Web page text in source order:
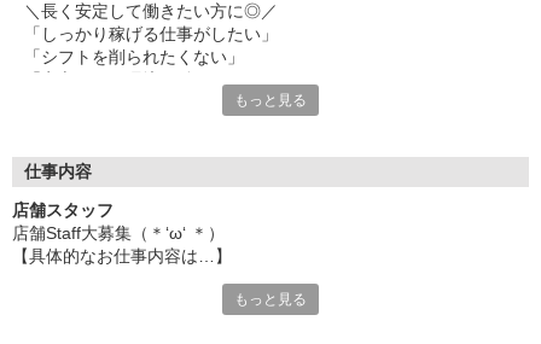
■高校生時給
⇒通常時給より変動なし
⇒22時以降時給25％UP↑
＼長く安定して働きたい方に◎／
「しっかり稼げる仕事がしたい」
「シフトを削られたくない」
週1日〜OK＆レギュラー勤務も大歓迎◎
「週5でがっつり」など働き方も選べます。
■頑張りはしっかり評価
昇給年2回！トレーナーになれば時給＋300円！
やりがいを感じながら働けます。
もっと見る
仕事内容
店舗スタッフ
店舗Staff大募集（＊‘ω‘ ＊）
【具体的なお仕事内容は…】
もっと見る